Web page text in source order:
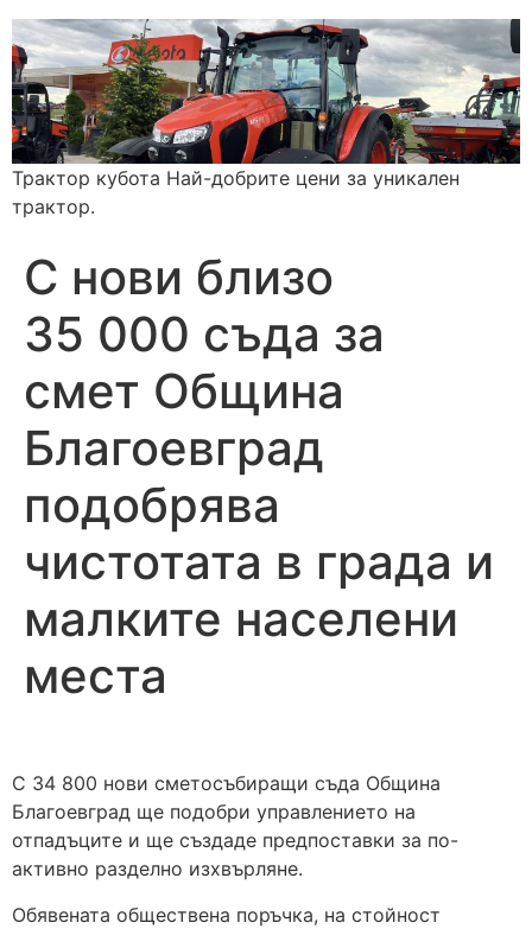
Трактор кубота Най-добрите цени за уникален
трактор.
С нови близо
35 000 съда за
смет Община
Благоевград
подобрява
чистотата в града и
малките населени
места
С 34 800 нови сметосъбиращи съда Община
Благоевград ще подобри управлението на
отпадъците и ще създаде предпоставки за по-
активно разделно изхвърляне.
Обявената обществена поръчка, на стойност